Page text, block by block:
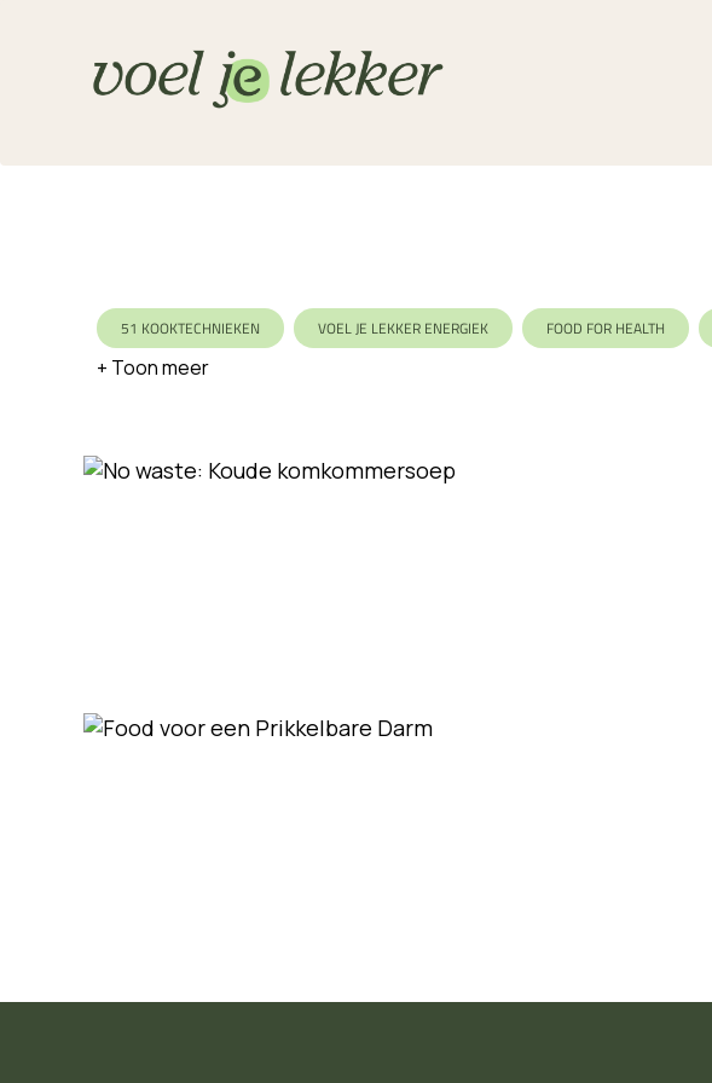
51 KOOKTECHNIEKEN VOEL JE LEKKER ENERGIEK FOOD FOR HEALTH
VARIATIE